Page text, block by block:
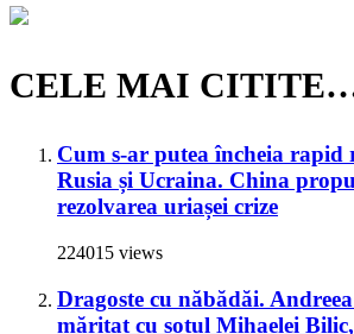
CELE MAI
Cum s-ar putea încheia
Rusia și Ucraina. China
rezolvarea uriașei crize
224015 views
Dragoste cu năbădăi.
măritat cu soțul Mihaelei